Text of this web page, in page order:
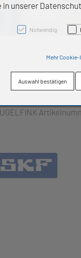
Gleitlager
Produkte
in unserer
Notwendig
Mehr
Auswahl bestätigen